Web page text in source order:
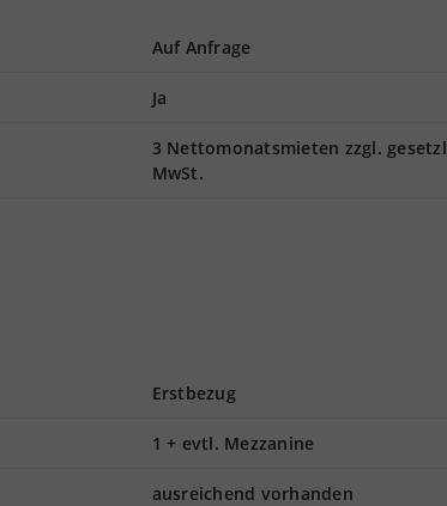
Auf Anfrage
Ja
3 Nettomonatsmieten zzgl.
MwSt.
Erstbezug
1 + evtl. Mezzanine
ausreichend vorhanden